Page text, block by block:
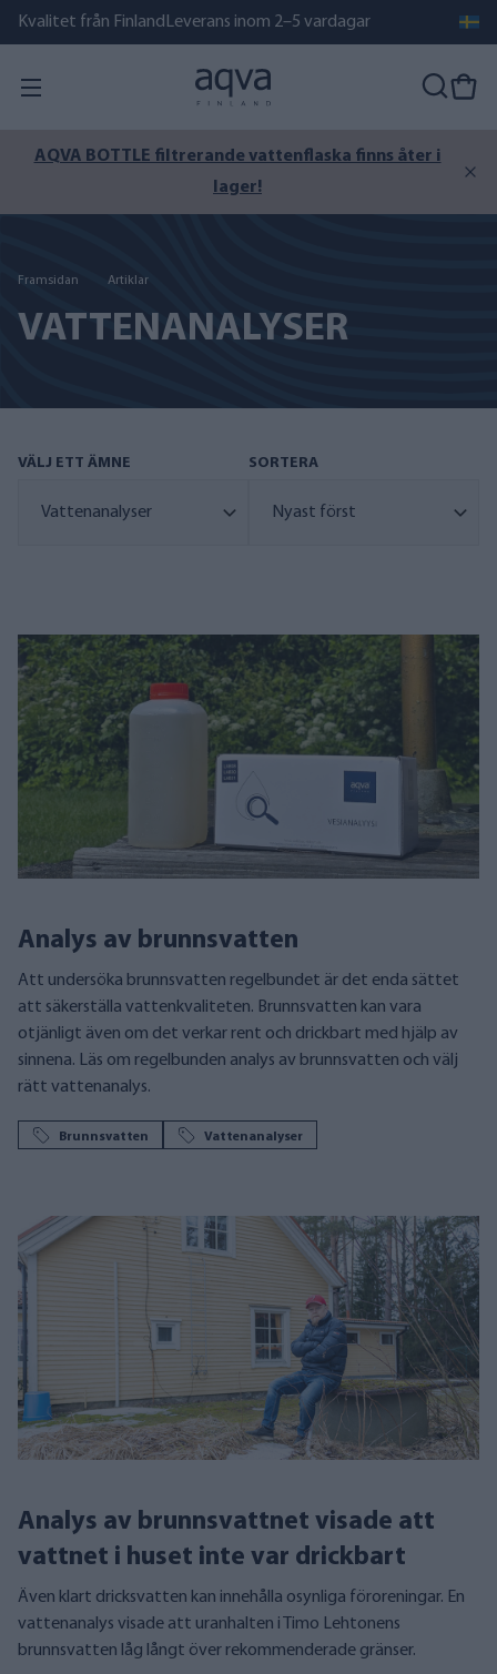
Kvalitet från Finland Leverans inom 2–5 vardagar
AQVA BOTTLE filtrerande vattenflaska finns åter i
lager!
Framsidan Artiklar
VATTENANALYSER
VÄLJ ETT ÄMNE SORTERA
Analys av brunnsvatten
Att undersöka brunnsvatten regelbundet är det enda sättet
att säkerställa vattenkvaliteten. Brunnsvatten kan vara
otjänligt även om det verkar rent och drickbart med hjälp av
sinnena. Läs om regelbunden analys av brunnsvatten och välj
rätt vattenanalys.
Brunnsvatten Vattenanalyser
Analys av brunnsvattnet visade att
vattnet i huset inte var drickbart
Även klart dricksvatten kan innehålla osynliga föroreningar. En
vattenanalys visade att uranhalten i Timo Lehtonens
brunnsvatten låg långt över rekommenderade gränser.